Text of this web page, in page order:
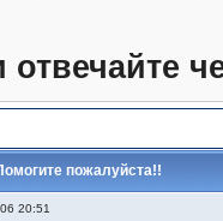
пожалуйста!!
20:51